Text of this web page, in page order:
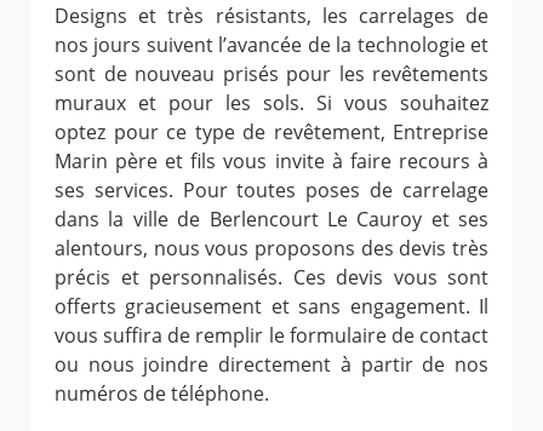
Designs et très résistants, les carrelages de
nos jours suivent l’avancée de la technologie et
sont de nouveau prisés pour les revêtements
muraux et pour les sols. Si vous souhaitez
optez pour ce type de revêtement, Entreprise
Marin père et fils vous invite à faire recours à
ses services. Pour toutes poses de carrelage
dans la ville de Berlencourt Le Cauroy et ses
alentours, nous vous proposons des devis très
précis et personnalisés. Ces devis vous sont
offerts gracieusement et sans engagement. Il
vous suffira de remplir le formulaire de contact
ou nous joindre directement à partir de nos
numéros de téléphone.